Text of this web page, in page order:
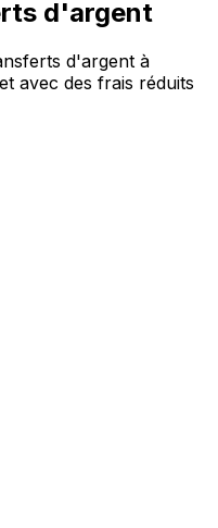
d'argent
d'argent à
avec des frais réduits